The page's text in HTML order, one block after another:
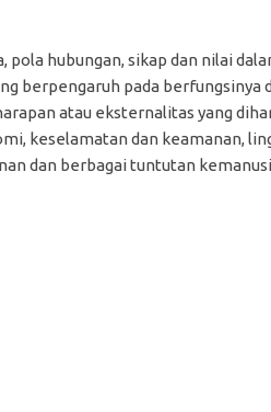
hubungan, sikap dan nilai
berpengaruh pada berfungsinya
atau eksternalitas yang
keselamatan dan keamanan,
dan berbagai tuntutan